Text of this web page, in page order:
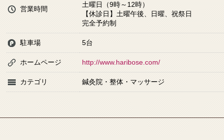
営業時間
土曜日（9時～12時）
【休診日】土曜午後、日曜、祝祭日
完全予約制
駐車場 5台
ホームページ http://www.haribose.com/
カテゴリ 鍼灸院・整体・マッサージ